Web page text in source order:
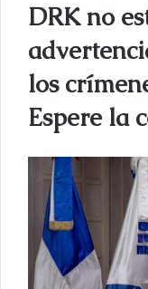
r
r
l
DRK no
los
Espere la